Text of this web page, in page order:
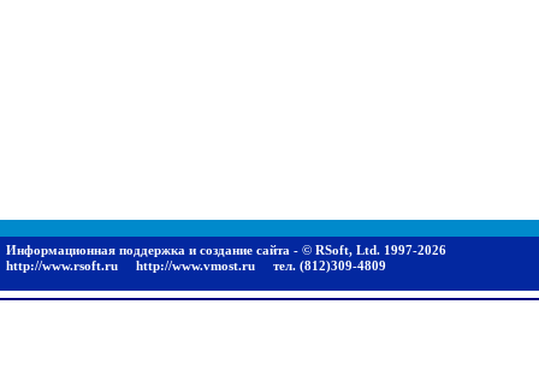
Информационная поддержка и создание сайта - © RSoft, Ltd. 1997-2026
http://www.rsoft.ru
http://www.vmost.ru тел. (812)309-4809